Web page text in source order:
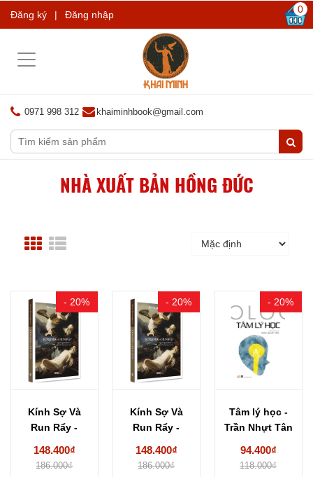
Đăng ký | Đăng nhập 0
Toggle
0971 998 312 khaiminhbook@gmail.com
NHÀ XUẤT BẢN HỒNG ĐỨC
- 20%
Kính Sợ Và
Run Rẩy -
148.400₫
186.000₫
- 20%
Kính Sợ Và
Run Rẩy -
148.400₫
186.000₫
- 20%
Tâm lý học -
Trần Nhựt Tân
94.400₫
118.000₫